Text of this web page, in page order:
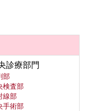
診療部門
部
検査部
線部
手術部